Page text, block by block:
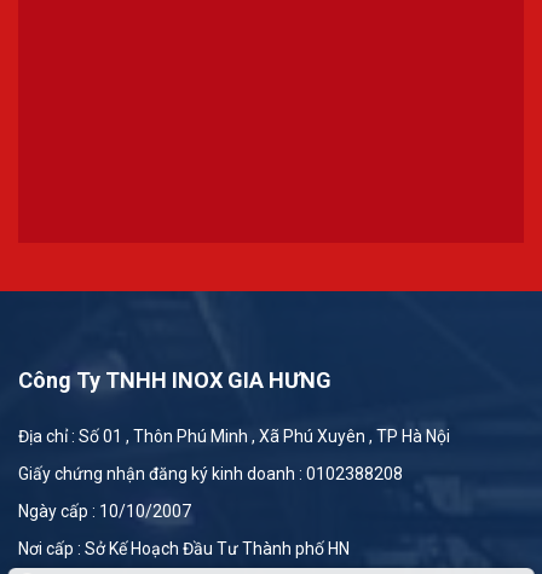
Công Ty TNHH INOX GIA HƯNG
Địa chỉ : Số 01 , Thôn Phú Minh , Xã Phú Xuyên , TP Hà Nội
Giấy chứng nhận đăng ký kinh doanh : 0102388208
Ngày cấp : 10/10/2007
Nơi cấp : Sở Kế Hoạch Đầu Tư Thành phố HN